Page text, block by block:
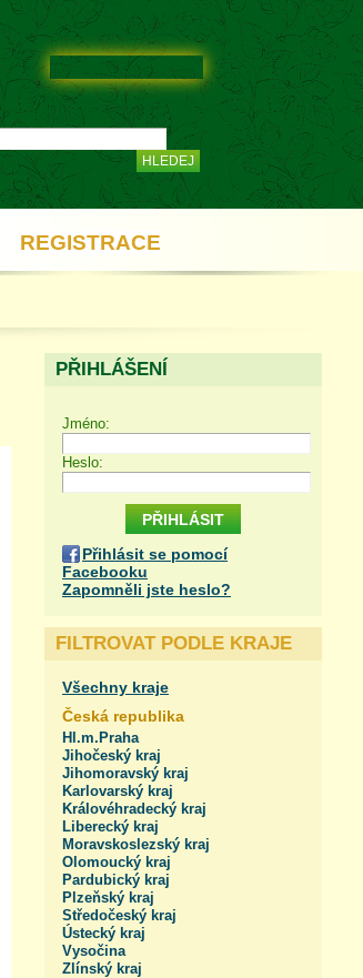
REGISTRACE
PŘIHLÁŠENÍ
Jméno:
Heslo:
Přihlásit se pomocí
Facebooku
Zapomněli jste heslo?
FILTROVAT PODLE KRAJE
Všechny kraje
Česká republika
Hl.m.Praha
Jihočeský kraj
Jihomoravský kraj
Karlovarský kraj
Královéhradecký kraj
Liberecký kraj
Moravskoslezský kraj
Olomoucký kraj
Pardubický kraj
Plzeňský kraj
Středočeský kraj
Ústecký kraj
Vysočina
Zlínský kraj